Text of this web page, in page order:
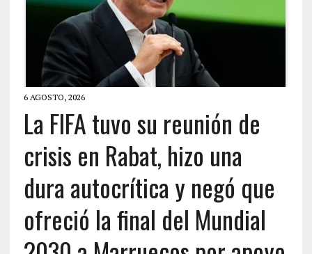
6 AGOSTO, 2026
La FIFA tuvo su reunión de
crisis en Rabat, hizo una
dura autocrítica y negó que
ofreció la final del Mundial